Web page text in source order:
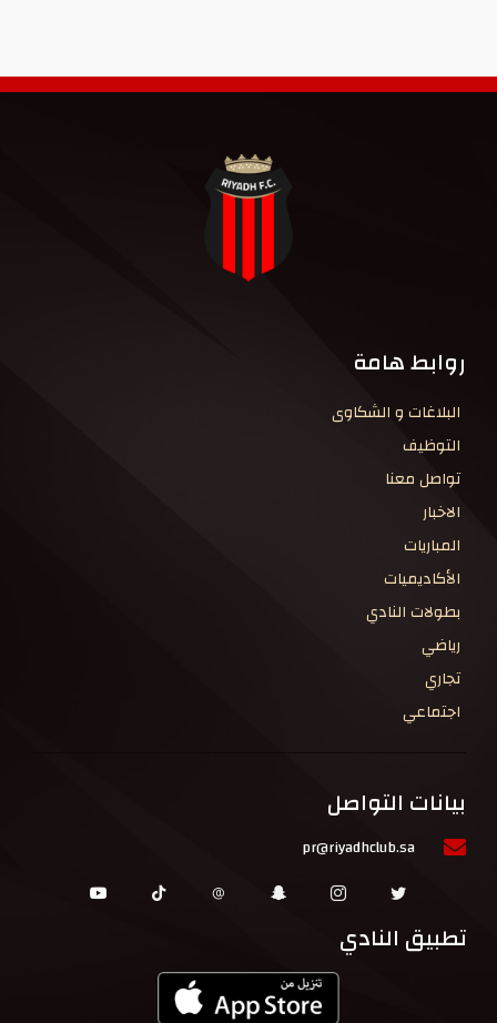
روابط هامة
البلاغات و الشكاوى
التوظيف
تواصل معنا
الاخبار
المباريات
الأكاديميات
بطولات النادي
رياضي
تجاري
اجتماعي
بيانات التواصل
pr@riyadhclub.sa
تطبيق النادي